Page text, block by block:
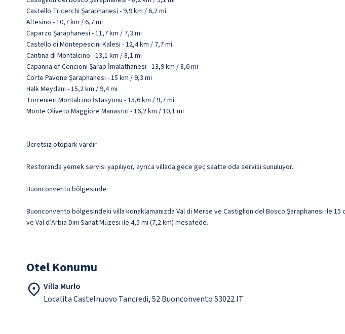
Castello Tricerchi Şaraphanesi - 9,9 km / 6,2 mi
Altesino - 10,7 km / 6,7 mi
Caparzo Şaraphanesi - 11,7 km / 7,3 mi
Castello di Montepescini Kalesi - 12,4 km / 7,7 mi
Cantina di Montalcino - 13,1 km / 8,1 mi
Capanna of Cencioni Şarap İmalathanesi - 13,9 km / 8,6 mi
Corte Pavone Şaraphanesi - 15 km / 9,3 mi
Halk Meydanı - 15,2 km / 9,4 mi
Torrenieri Montalcino İstasyonu - 15,6 km / 9,7 mi
Monte Oliveto Maggiore Manastırı - 16,2 km / 10,1 mi
Ücretsiz otopark vardır.
Restoranda yemek servisi yapılıyor, ayrıca villada gece geç saatte oda servisi sunuluyor.
Buonconvento bölgesinde
Buonconvento bölgesindeki villa konaklamanızda Val di Merse ve Castiglion del Bosco Şaraphanesi ile
ve Val d’Arbia Dini Sanat Müzesi ile 4,5 mi (7,2 km) mesafede.
Otel Konumu
Villa Murlo
Localita Castelnuovo Tancredi, 52 Buonconvento 53022 IT